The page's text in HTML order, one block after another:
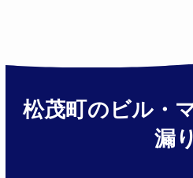
松茂町のビル・
漏り